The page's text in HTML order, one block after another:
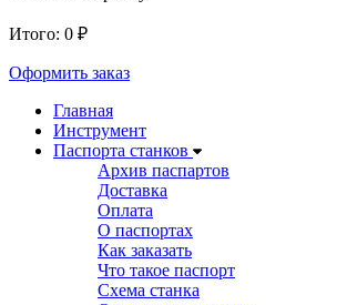
Итого: 0 ₽
Оформить заказ
Главная
Инструмент
Паспорта станков
Архив паспартов
Доставка
Оплата
О паспортах
Как заказать
Что такое паспорт
Схема станка